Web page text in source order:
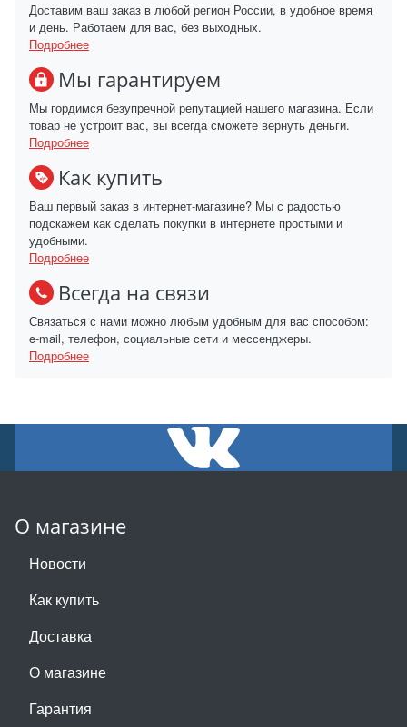
Доставим ваш заказ в любой регион России, в удобное время
и день. Работаем для вас, без выходных.
Подробнее
Мы гарантируем
Мы гордимся безупречной репутацией нашего магазина. Если
товар не устроит вас, вы всегда сможете вернуть деньги.
Подробнее
Как купить
Ваш первый заказ в интернет-магазине? Мы с радостью
подскажем как сделать покупки в интернете простыми и
удобными.
Подробнее
Всегда на связи
Связаться с нами можно любым удобным для вас способом:
e-mail, телефон, социальные сети и мессенджеры.
Подробнее
О магазине
Новости
Как купить
Доставка
О магазине
Гарантия